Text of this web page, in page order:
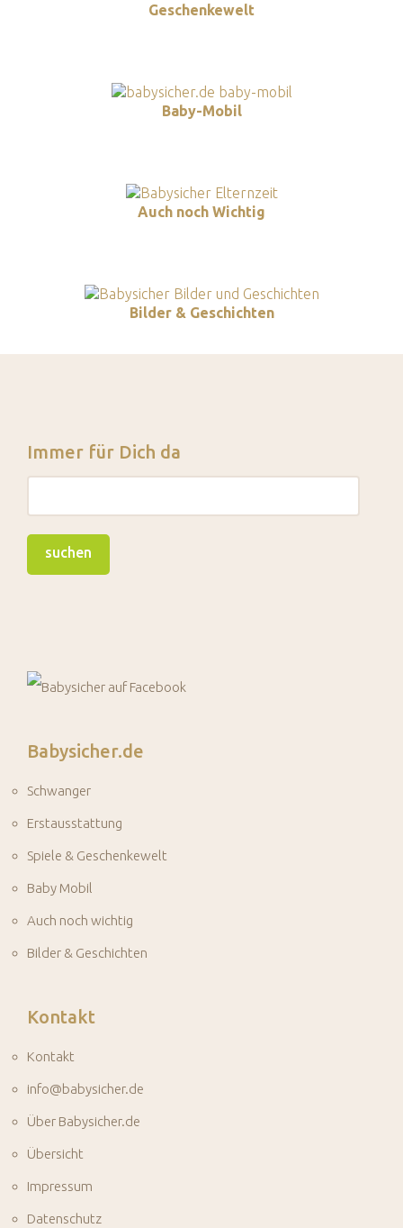
Geschenkewelt
Baby-Mobil
Auch noch Wichtig
Bilder & Geschichten
Immer für Dich da
Babysicher.de
Schwanger
Erstausstattung
Spiele & Geschenkewelt
Baby Mobil
Auch noch wichtig
Bilder & Geschichten
Kontakt
Kontakt
info@babysicher.de
Über Babysicher.de
Übersicht
Impressum
Datenschutz